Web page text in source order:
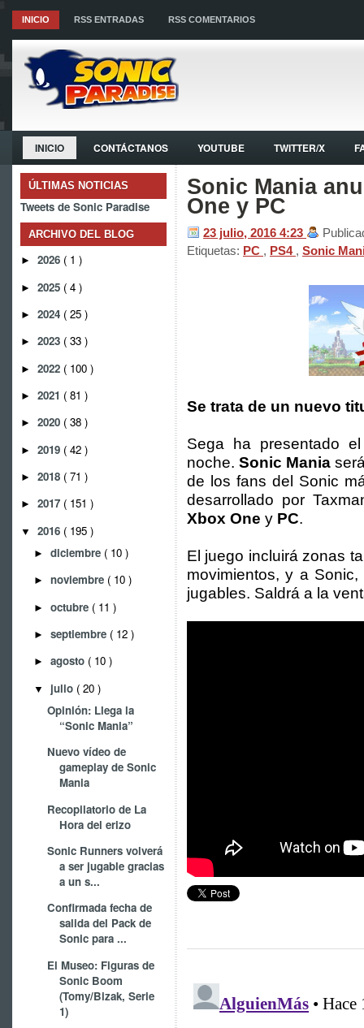
INICIO RSS ENTRADAS RSS COMENTARIOS
INICIO CONTÁCTANOS YOUTUBE TWITTER/X
ÚLTIMAS NOTICIAS
Tweets de Sonic Paradise
ARCHIVO DEL BLOG
► 2026 ( 1 )
► 2025 ( 4 )
► 2024 ( 25 )
► 2023 ( 33 )
► 2022 ( 100 )
► 2021 ( 81 )
► 2020 ( 38 )
► 2019 ( 42 )
► 2018 ( 71 )
► 2017 ( 151 )
▼ 2016 ( 195 )
► diciembre ( 10 )
► noviembre ( 10 )
► octubre ( 11 )
► septiembre ( 12 )
► agosto ( 10 )
▼ julio ( 20 )
Opinión: Llega la
“Sonic Mania”
Nuevo vídeo de
gameplay de Sonic
Mania
Recopilatorio de La
Hora del erizo
Sonic Runners volverá
a ser jugable gracias
a un s...
Confirmada fecha de
salida del Pack de
Sonic para ...
El Museo: Figuras de
Sonic Boom
(Tomy/Bizak, Serie
1)
Sonic Mania
One y PC
23 julio, 2016 4:23
Etiquetas: PC , PS4 , Sonic
Se trata de un nuevo
Sega ha presentado
noche.Sonic Mania
de los fans del Sonic
desarrollado por
Xbox One y PC.
El juego incluirá zonas
movimientos, y a
jugables. Saldrá a la